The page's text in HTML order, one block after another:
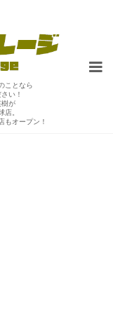
ことなら
い！
樹が
店。
もオープン！